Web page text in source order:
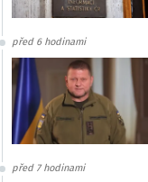
před 6 hodinami
před 7 hodinami